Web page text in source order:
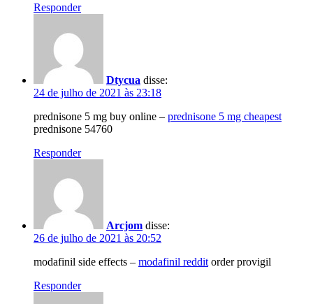
Responder
Dtycua disse:
24 de julho de 2021 às 23:18
prednisone 5 mg buy online – prednisone 5 mg cheapest
prednisone 54760
Responder
Arcjom disse:
26 de julho de 2021 às 20:52
modafinil side effects – modafinil reddit order provigil
Responder